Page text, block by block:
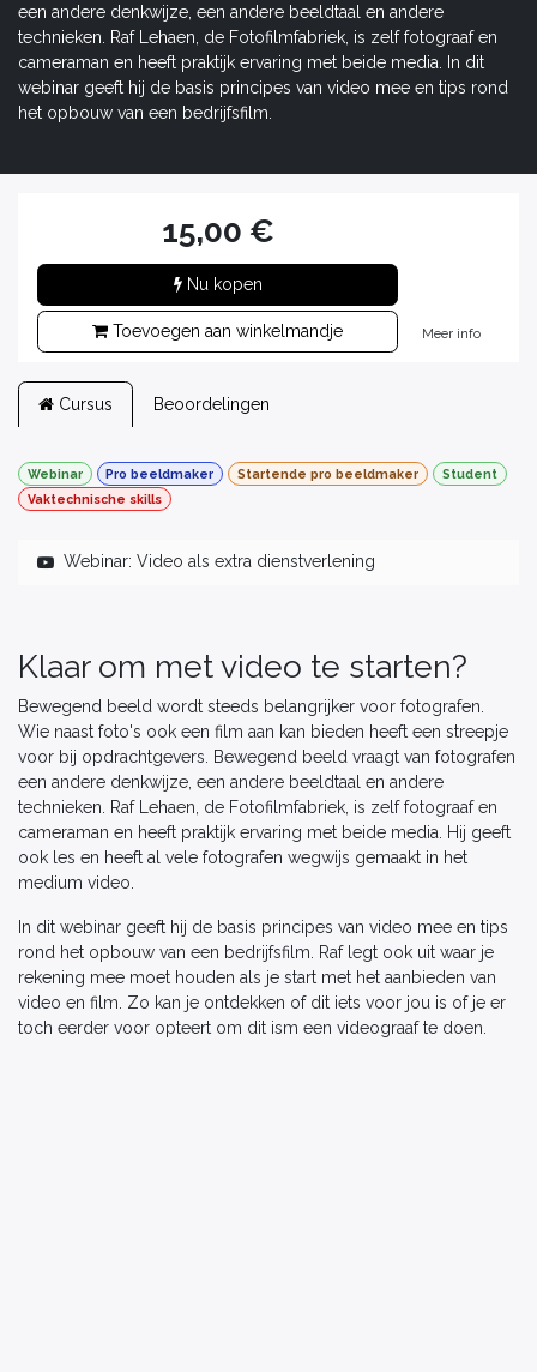
een andere denkwijze, een andere beeldtaal en andere
technieken. Raf Lehaen, de Fotofilmfabriek, is zelf fotograaf en
cameraman en heeft praktijk ervaring met beide media. In dit
webinar geeft hij de basis principes van video mee en tips rond
het opbouw van een bedrijfsfilm.
15,00 €
Nu kopen
Toevoegen aan winkelmandje Meer info
Cursus Beoordelingen
Webinar Pro beeldmaker Startende pro beeldmaker
Student
Vaktechnische skills
Webinar: Video als extra dienstverlening
Klaar om met video te starten?
Bewegend beeld wordt steeds belangrijker voor fotografen.
Wie naast foto's ook een film aan kan bieden heeft een streepje
voor bij opdrachtgevers. Bewegend beeld vraagt van fotografen
een andere denkwijze, een andere beeldtaal en andere
technieken. Raf Lehaen, de Fotofilmfabriek, is zelf fotograaf en
cameraman en heeft praktijk ervaring met beide media. Hij geeft
ook les en heeft al vele fotografen wegwijs gemaakt in het
medium video.
In dit webinar geeft hij de basis principes van video mee en tips
rond het opbouw van een bedrijfsfilm. Raf legt ook uit waar je
rekening mee moet houden als je start met het aanbieden van
video en film. Zo kan je ontdekken of dit iets voor jou is of je er
toch eerder voor opteert om dit ism een videograaf te doen.